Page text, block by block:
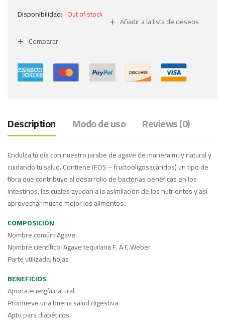
Disponibilidad: Out of stock
Añadir a la lista de deseos
Comparar
Description Modo de uso Reviews (0)
Endulza tú día con nuestro jarabe de agave de manera muy natural y
cuidando tu salud. Contiene (FOS – fructooligosacáridos) un tipo de
fibra que contribuye al desarrollo de bacterias benéficas en los
intestinos, las cuales ayudan a la asimilación de los nutrientes y así
aprovechar mucho mejor los alimentos.
COMPOSICIÓN
Nombre común: Agave
Nombre científico: Agave tequilana F. A.C.Weber
Parte utilizada: hojas
BENEFICIOS
Aporta energía natural.
Promueve una buena salud digestiva.
Apto para diabéticos.